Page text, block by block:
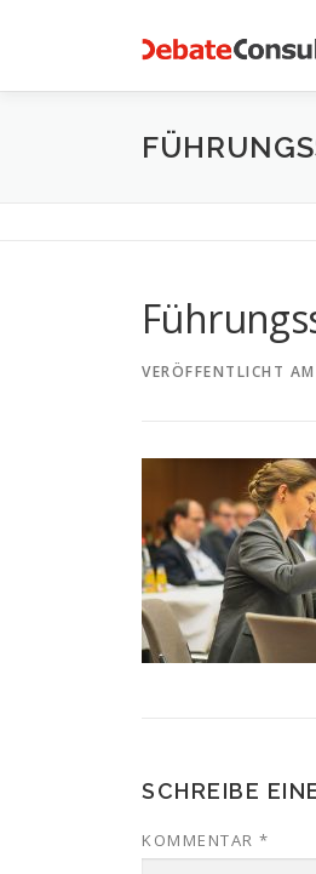
VERÖFFENTLICHT AM
SCHREIBE
KOMMENTAR *